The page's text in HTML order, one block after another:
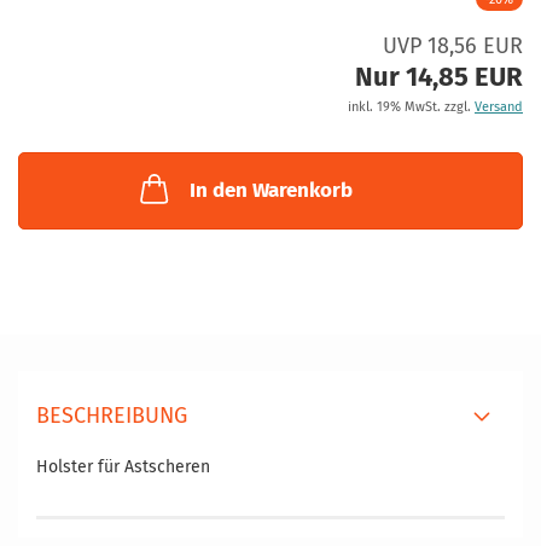
UVP 18,56 EUR
Nur 14,85 EUR
inkl. 19% MwSt. zzgl. Versand
In den Warenkorb
BESCHREIBUNG
Holster für Astscheren